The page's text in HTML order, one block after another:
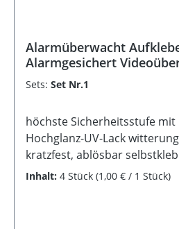
Alarmüberwacht
Alarmgesichert
Sets: Set Nr.1
höchste Sicherheitsstufe
Hochglanz-UV-Lack
kratzfest, ablösbar
Innen und Außen geeignet
Inhalt: 4 Stück (1,00 € / 1 Stück)